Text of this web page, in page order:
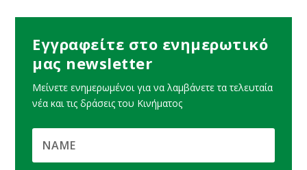
Εγγραφείτε στο ενημερωτικό
μας newsletter
Μείνετε ενημερωμένοι για να λαμβάνετε τα τελευταία
νέα και τις δράσεις του Κινήματος